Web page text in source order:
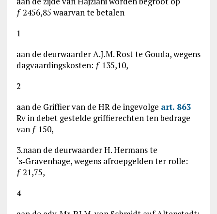
ƒ 2456,85 waarvan te betalen
1
aan de deurwaarder A.J.M. Rost te Gouda, wegens
dagvaardingskosten: ƒ 135,10,
2
aan de Griffier van de HR de ingevolge art. 863
Rv in debet gestelde griffierechten ten bedrage
van ƒ 150,
3.naan de deurwaarder H. Hermans te
‘s‑Gravenhage, wegens afroepgelden ter rolle:
ƒ 21,75,
4